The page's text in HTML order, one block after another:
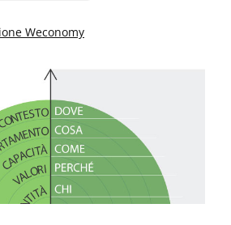
Weconomy